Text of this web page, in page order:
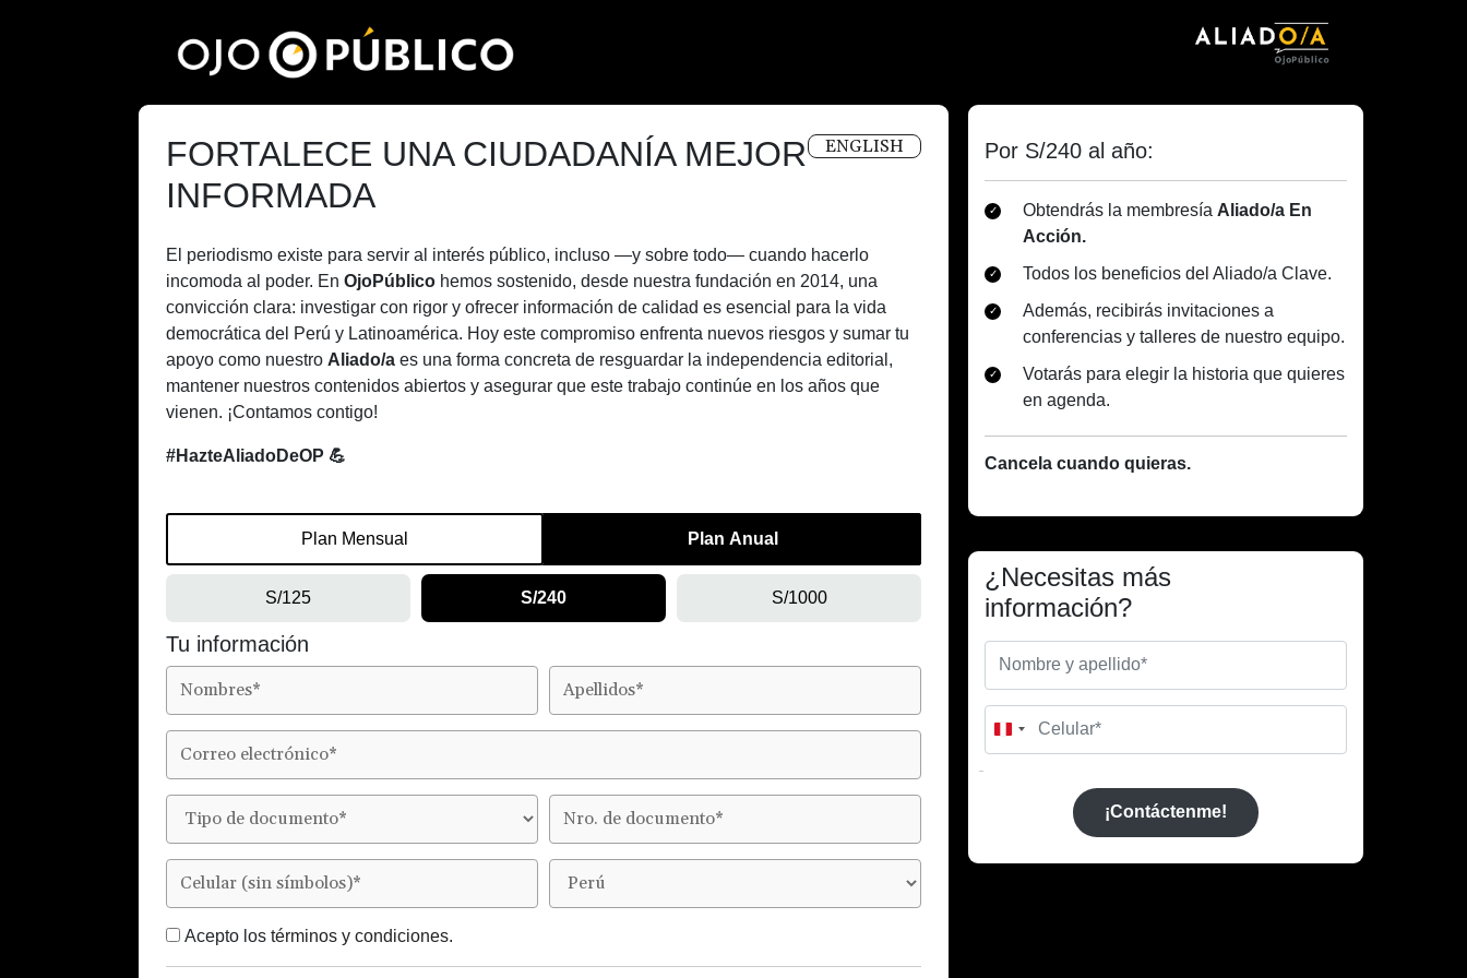
FORTALECE UNA CIUDADANÍA MEJOR
INFORMADA
ENGLISH
El periodismo existe para servir al interés público, incluso —y sobre todo— cuando hacerlo
incomoda al poder. En OjoPúblico hemos sostenido, desde nuestra fundación en 2014, una
convicción clara: investigar con rigor y ofrecer información de calidad es esencial para la vida
democrática del Perú y Latinoamérica. Hoy este compromiso enfrenta nuevos riesgos y sumar tu
apoyo como nuestro Aliado/a es una forma concreta de resguardar la independencia editorial,
mantener nuestros contenidos abiertos y asegurar que este trabajo continúe en los años que
vienen. ¡Contamos contigo!
#HazteAliadoDeOP 💪
Plan Mensual Plan Anual
S/125 S/240 S/1000
Tu información
Acepto los términos y condiciones.
Por S/240 al año:
Obtendrás la membresía Aliado/a En
Acción.
Todos los beneficios del Aliado/a Clave.
Además, recibirás invitaciones a
conferencias y talleres de nuestro equipo.
Votarás para elegir la historia que quieres
en agenda.
Cancela cuando quieras.
¿Necesitas más
información?
Peru
¡Contáctenme!